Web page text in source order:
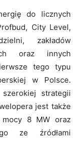
do licznych
City Level,
zakładów
oraz innych
tego typu
w Polsce.
strategii
jest także
mocy 8 MW oraz
ze źródłami